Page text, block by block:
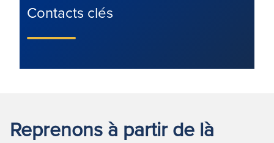
Contacts clés
Reprenons à partir de là